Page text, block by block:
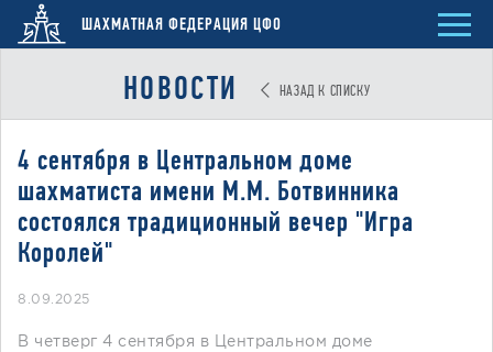
ШАХМАТНАЯ ФЕДЕРАЦИЯ ЦФО
НОВОСТИ НАЗАД К СПИСКУ
4 сентября в Центральном доме
шахматиста имени М.М. Ботвинника
состоялся традиционный вечер "Игра
Королей"
8.09.2025
​В четверг 4 сентября в Центральном доме